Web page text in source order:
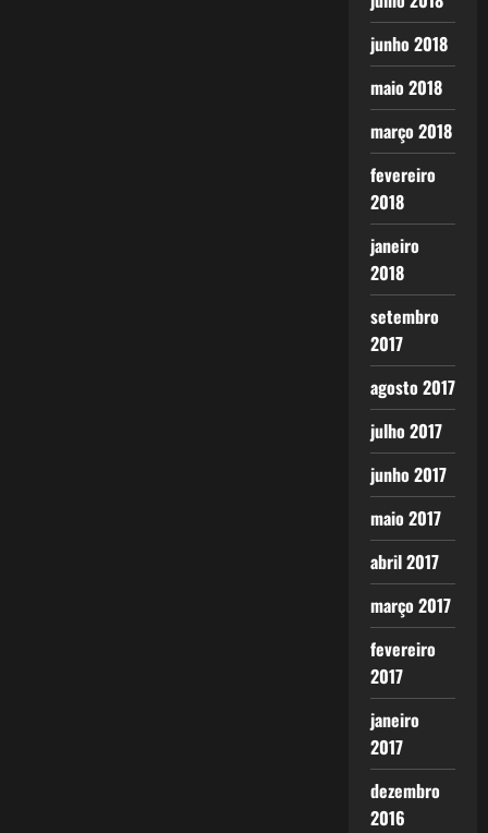
junho 2018
maio 2018
março 2018
fevereiro
2018
janeiro
2018
setembro
2017
agosto 2017
julho 2017
junho 2017
maio 2017
abril 2017
março 2017
fevereiro
2017
janeiro
2017
dezembro
2016